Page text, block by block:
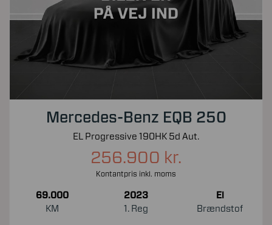
Mercedes-Benz EQB 250
EL Progressive 190HK 5d Aut.
256.900 kr.
Kontantpris inkl. moms
69.000
KM
2023
1. Reg
El
Brændstof